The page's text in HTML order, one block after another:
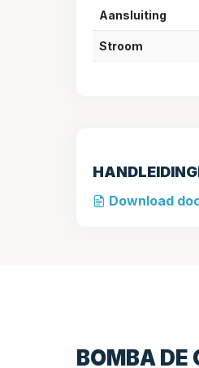
Aansluiting
Stroom
Download
BOMBA DE